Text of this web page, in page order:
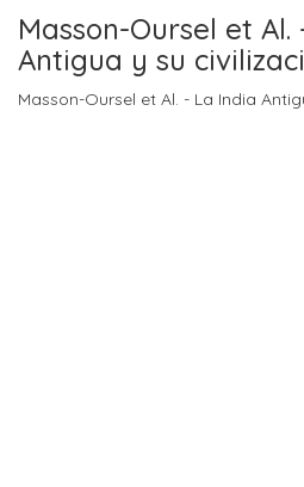
Masson-Oursel et Al.
Antigua y su
Masson-Oursel et Al. - La India